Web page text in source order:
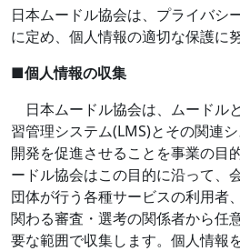
日本ムードル協会は、プライバシ
に定め、個人情報の適切な保護に
■個人情報の収集
日本ムードル協会は、ムードル
習管理システム(LMS)とその関連
開発を促進させることを事業の目
ードル協会はこの目的に沿って、
団体が行う各種サービスの利用者
関わる審査・選考の関係者から任
要な範囲で収集します。個人情報